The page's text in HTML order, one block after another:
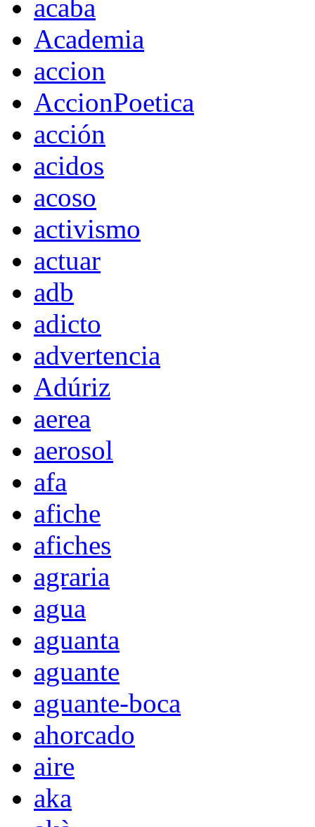
acaba
Academia
accion
AccionPoetica
acción
acidos
acoso
activismo
actuar
adb
adicto
advertencia
Adúriz
aerea
aerosol
afa
afiche
afiches
agraria
agua
aguanta
aguante
aguante-boca
ahorcado
aire
aka